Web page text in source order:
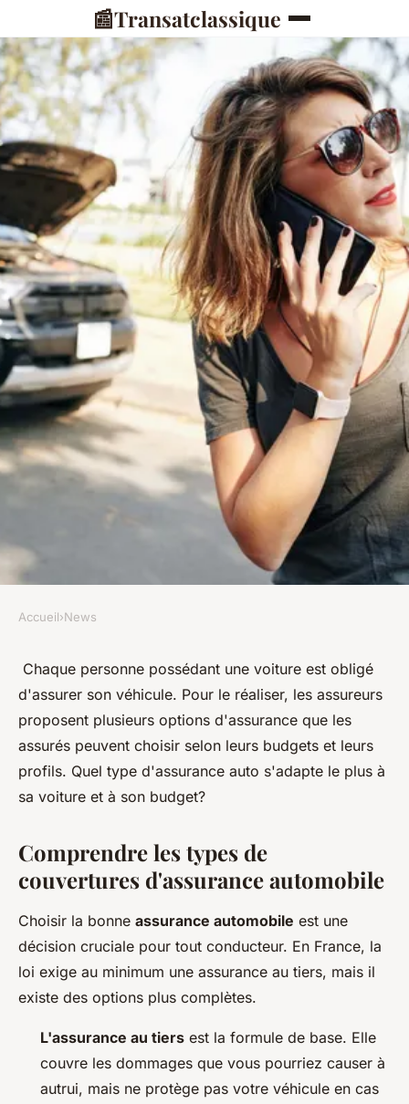
📰Transatclassique
Assurance auto : quel est le
choix le plus adapté ?
diodore• 3 février 2024•2 min de lecture
Accueil›News
Chaque personne possédant une voiture est obligé
d'assurer son véhicule. Pour le réaliser, les assureurs
proposent plusieurs options d'assurance que les
assurés peuvent choisir selon leurs budgets et leurs
profils. Quel type d'assurance auto s'adapte le plus à
sa voiture et à son budget?
Comprendre les types de
couvertures d'assurance automobile
Choisir la bonne assurance automobile est une
décision cruciale pour tout conducteur. En France, la
loi exige au minimum une assurance au tiers, mais il
existe des options plus complètes.
L'assurance au tiers est la formule de base. Elle
couvre les dommages que vous pourriez causer à
autrui, mais ne protège pas votre véhicule en cas